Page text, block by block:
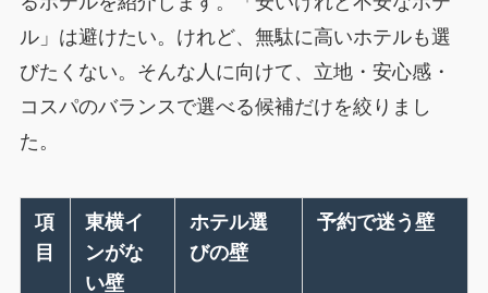
ル」は避けたい。けれど、無駄に高いホテルも選
びたくない。そんな人に向けて、立地・安心感・
コスパのバランスで選べる候補だけを絞りまし
た。
項
目
東横イ
ンがな
い壁
ホテル選
びの壁
予約で迷う壁